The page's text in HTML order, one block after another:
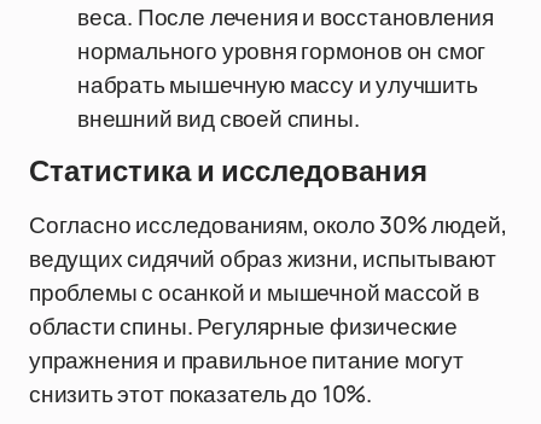
веса. После лечения и восстановления
нормального уровня гормонов он смог
набрать мышечную массу и улучшить
внешний вид своей спины.
Статистика и исследования
Согласно исследованиям, около 30% людей,
ведущих сидячий образ жизни, испытывают
проблемы с осанкой и мышечной массой в
области спины. Регулярные физические
упражнения и правильное питание могут
снизить этот показатель до 10%.